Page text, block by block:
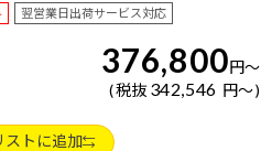
翌営業日出荷サービス対応
376,800円～
税抜 342,546 円～
ストに追加